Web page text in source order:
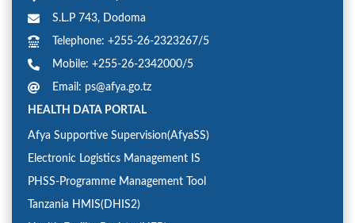
S.L.P 743, Dodoma
Telephone: +255-26-2323267/5
Mobile: +255-26-2342000/5
Email: ps@afya.go.tz
HEALTH DATA PORTAL
Afya Supportive Supervision(AfyaSS)
Electronic Logistics Management IS
PHSS-Programme Management Tool
Tanzania HMIS(DHIS2)